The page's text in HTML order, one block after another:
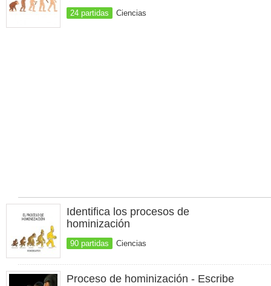
24 partidas Ciencias
Identifica los procesos de
hominización
90 partidas Ciencias
Proceso de hominización - Escribe